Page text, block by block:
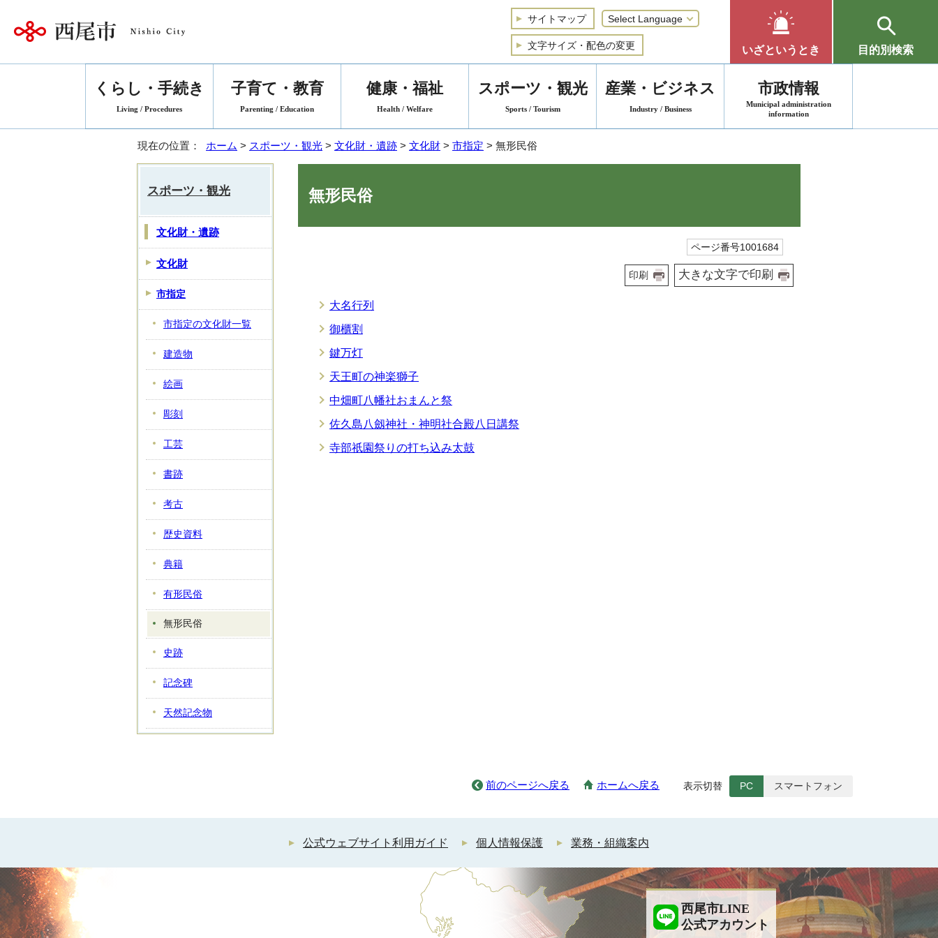
サイトマップ
文字サイズ・配色の変更 いざというとき 目的別検索
くらし・手続き
Living / Procedures
子育て・教育
Parenting / Education
健康・福祉
Health / Welfare
スポーツ・観光
Sports / Tourism
産業・ビジネス
Industry / Business
市政情報
Municipal administration
information
現在の位置： ホーム > スポーツ・観光 > 文化財・遺跡 > 文化財 > 市指定 > 無形民俗
無形民俗
ページ番号1001684
印刷 大きな文字で印刷
大名行列
御櫃割
鍵万灯
天王町の神楽獅子
中畑町八幡社おまんと祭
佐久島八劔神社・神明社合殿八日講祭
寺部祇園祭りの打ち込み太鼓
スポーツ・観光
文化財・遺跡
文化財
市指定
市指定の文化財一覧
建造物
絵画
彫刻
工芸
書跡
考古
歴史資料
典籍
有形民俗
無形民俗
史跡
記念碑
天然記念物
前のページへ戻る ホームへ戻る 表示切替 PC スマートフォン
公式ウェブサイト利用ガイド 個人情報保護 業務・組織案内
西尾市LINE
公式アカウント